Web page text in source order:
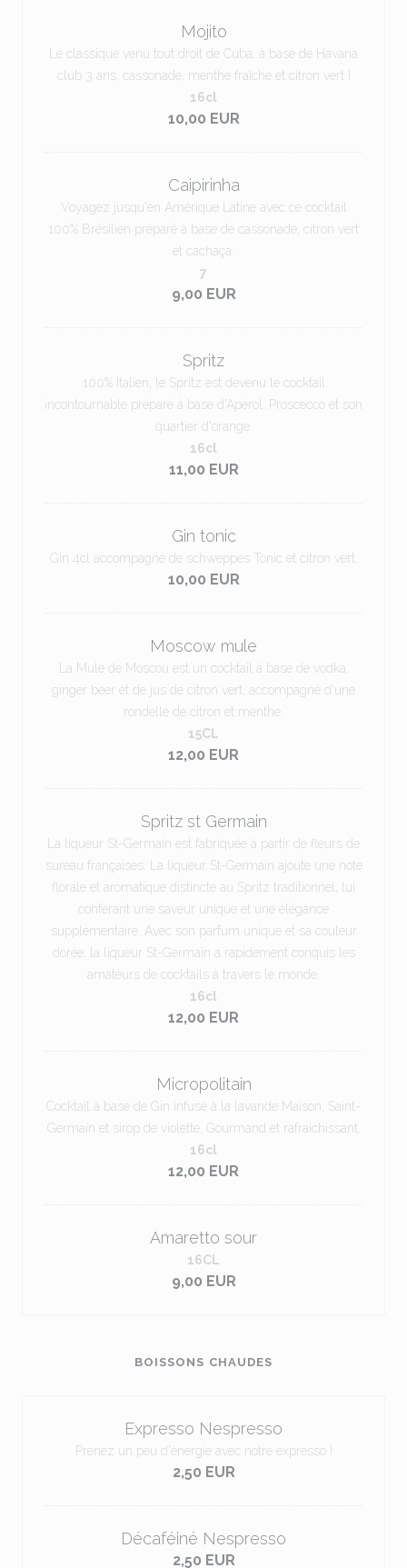
Mojito
Le classique venu tout droit de Cuba, à base de Havana
club 3 ans, cassonade, menthe fraîche et citron vert !
10,00 EUR
16cl
Caipirinha
Voyagez jusqu'en Amérique Latine avec ce cocktail
100% Brésilien préparé à base de cassonade, citron vert
et cachaça.
9,00 EUR
7
Spritz
100% Italien, le Spritz est devenu le cocktail
incontournable préparé à base d'Apérol, Proscecco et son
quartier d'orange.
11,00 EUR
16cl
Gin tonic
Gin 4cl accompagné de schweppes Tonic et citron vert.
10,00 EUR
Moscow mule
La Mule de Moscou est un cocktail à base de vodka,
ginger beer et de jus de citron vert, accompagné d'une
rondelle de citron et menthe.
12,00 EUR
15CL
Spritz st Germain
La liqueur St-Germain est fabriquée à partir de fleurs de
sureau françaises. La liqueur St-Germain ajoute une note
florale et aromatique distincte au Spritz traditionnel, lui
conférant une saveur unique et une élégance
supplémentaire. Avec son parfum unique et sa couleur
dorée, la liqueur St-Germain a rapidement conquis les
amateurs de cocktails à travers le monde.
12,00 EUR
16cl
Micropolitain
Cocktail à base de Gin infusé à la lavande Maison, Saint-
Germain et sirop de violette, Gourmand et rafraichissant.
12,00 EUR
16cl
Amaretto sour
9,00 EUR
16CL
BOISSONS CHAUDES
Expresso Nespresso
Prenez un peu d'énergie avec notre expresso !
2,50 EUR
Décaféiné Nespresso
2,50 EUR